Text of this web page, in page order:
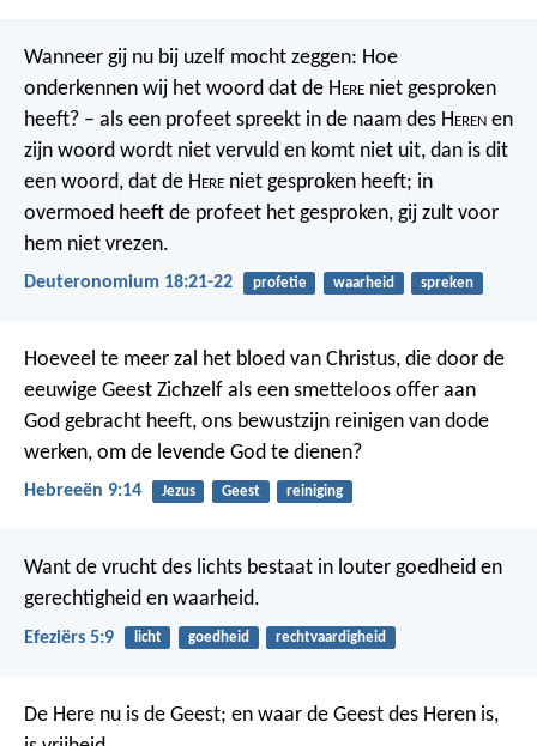
Wanneer gij nu bij uzelf mocht zeggen: Hoe
onderkennen wij het woord dat de Here niet gesproken
heeft? – als een profeet spreekt in de naam des Heren en
zijn woord wordt niet vervuld en komt niet uit, dan is dit
een woord, dat de Here niet gesproken heeft; in
overmoed heeft de profeet het gesproken, gij zult voor
hem niet vrezen.
Deuteronomium 18:21-22 profetie waarheid spreken
Hoeveel te meer zal het bloed van Christus, die door de
eeuwige Geest Zichzelf als een smetteloos offer aan
God gebracht heeft, ons bewustzijn reinigen van dode
werken, om de levende God te dienen?
Hebreeën 9:14 Jezus Geest reiniging
Want de vrucht des lichts bestaat in louter goedheid en
gerechtigheid en waarheid.
Efeziërs 5:9 licht goedheid rechtvaardigheid
De Here nu is de Geest; en waar de Geest des Heren is,